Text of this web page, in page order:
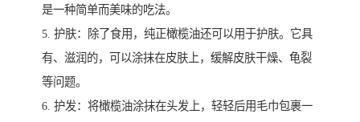
是一种简单而美味的吃法。
5. 护肤：除了食用，纯正橄榄油还可以用于护肤。它具
有、滋润的，可以涂抹在皮肤上，缓解皮肤干燥、龟裂
等问题。
6. 护发：将橄榄油涂抹在头发上，轻轻后用毛巾包裹一